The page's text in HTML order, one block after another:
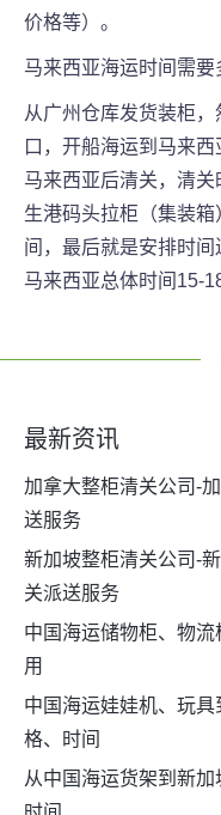
价格等）。
马来西亚海运时间需要
从广州仓库发货装柜
口，开船海运到马来
马来西亚后清关，清
生港码头拉柜（集装
间，最后就是安排时
马来西亚总体时间15-
最新资讯
加拿大整柜清关公司-
送服务
新加坡整柜清关公司-
关派送服务
中国海运储物柜、物
用
中国海运娃娃机、玩
格、时间
从中国海运货架到新